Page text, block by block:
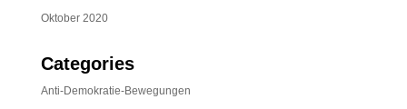
Oktober 2020
Categories
Anti-Demokratie-Bewegungen